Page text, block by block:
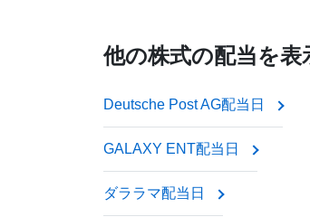
Procter & Gamble
ExxonMobil
これらの企業は、投資家が
CFDを売却（ショート
この調整により、実際の株
他の株式の配当を表
Deutsche Post AG配当日
GALAXY ENT配当日
ダララマ配当日